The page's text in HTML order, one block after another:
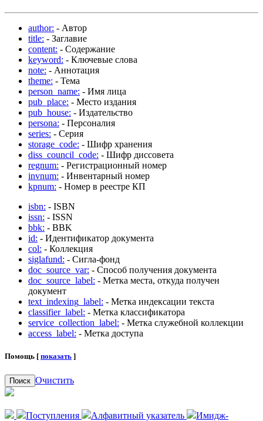
author: - Автор
title: - Заглавие
content: - Содержание
keyword: - Ключевые слова
note: - Аннотация
theme: - Тема
person_name: - Имя лица
pub_place: - Место издания
pub_house: - Издательство
persona: - Персоналия
series: - Серия
storage_code: - Шифр хранения
diss_council_code: - Шифр диссовета
regnum: - Регистрационный номер
invnum: - Инвентарный номер
kpnum: - Номер в реестре КП
isbn: - ISBN
issn: - ISSN
bbk: - BBK
id: - Идентификатор документа
col: - Коллекция
siglafund: - Сигла-фонд
doc_source_var: - Способ получения документа
doc_source_label: - Метка места, откуда получен
документ
text_indexing_label: - Метка индексации текста
classifier_label: - Метка классификатора
service_collection_label: - Метка служебной коллекции
access_label: - Метка доступа
Помощь [ показать ]
Поиск Очистить
Поступления Алфавитный указатель
Имидж-